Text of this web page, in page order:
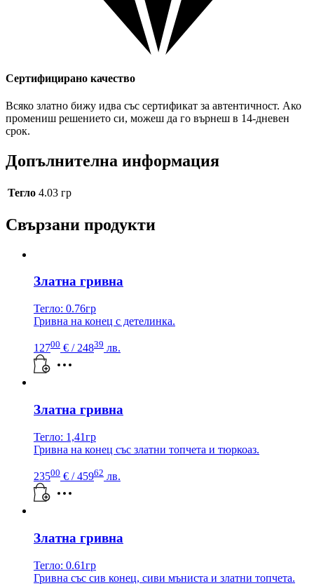
Сертифицирано качество
Всяко златно бижу идва със сертификат за автентичност. Ако
промениш решението си, можеш да го върнеш в 14-дневен
срок.
Допълнителна информация
Тегло 4.03 гр
Свързани продукти
Златна гривна
Тегло: 0.76гр
Гривна на конец с детелинка.
12700 € / 24839 лв.
Златна гривна
Тегло: 1,41гр
Гривна на конец със златни топчета и тюркоаз.
23500 € / 45962 лв.
Златна гривна
Тегло: 0.61гр
Гривна със сив конец, сиви мъниста и златни топчета.